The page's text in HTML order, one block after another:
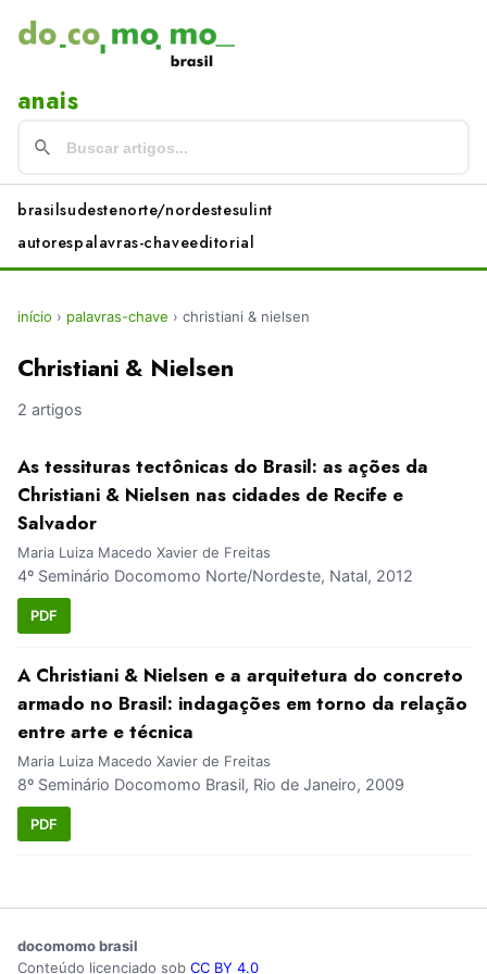
anais
brasilsudestenorte/nordestesulint
autorespalavras-chaveeditorial
início › palavras-chave › christiani & nielsen
Christiani & Nielsen
2 artigos
As tessituras tectônicas do Brasil: as ações da
Christiani & Nielsen nas cidades de Recife e
Salvador
Maria Luiza Macedo Xavier de Freitas
4º Seminário Docomomo Norte/Nordeste, Natal, 2012
PDF
A Christiani & Nielsen e a arquitetura do concreto
armado no Brasil: indagações em torno da relação
entre arte e técnica
Maria Luiza Macedo Xavier de Freitas
8º Seminário Docomomo Brasil, Rio de Janeiro, 2009
PDF
docomomo brasil
Conteúdo licenciado sob CC BY 4.0